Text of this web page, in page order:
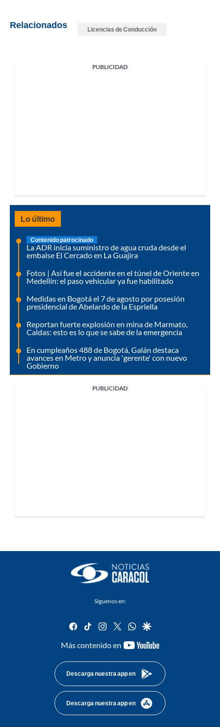
Relacionados Licencias de Conducción
PUBLICIDAD
Lo último
Contenido patrocinado
La ADR inicia suministro de agua cruda desde el
embalse El Cercado en La Guajira
Fotos | Así fue el accidente en el túnel de Oriente en
Medellín: el paso vehicular ya fue habilitado
Medidas en Bogotá el 7 de agosto por posesión
presidencial de Abelardo de la Espriella
Reportan fuerte explosión en mina de Marmato,
Caldas: esto es lo que se sabe de la emergencia
En cumpleaños 488 de Bogotá, Galán destaca
avances en Metro y anuncia 'gerente' con nuevo
Gobierno
PUBLICIDAD
Síguenos en:
facebook
tiktok instagram
twitterwhatsapp
google
Más contenido en
youtube-
Descarga nuestra app en
Descarga nuestra app en